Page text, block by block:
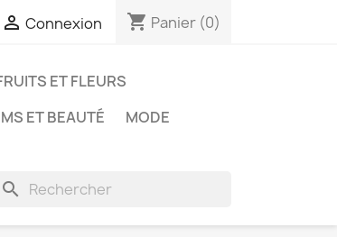
 Connexion shopping_cart Panier (0)
ET FLEURS
ET BEAUTÉ
MODE
search